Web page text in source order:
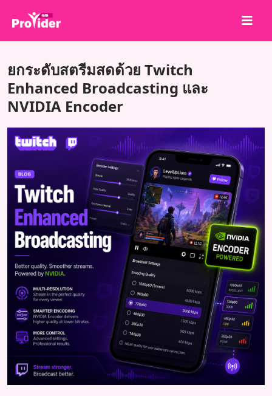
เกี่ยวกับเรา
เข้าสู่ระบบ
สมัครสมาชิก
บริการ
API
ข้อตกลง
บล็อก
ยกระดับสตรีมสดด้วย Twitch
Enhanced Broadcasting และ
NVIDIA Encoder